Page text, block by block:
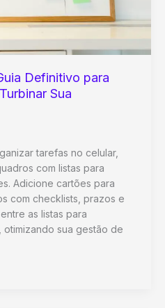
Definitivo para
Sua
tarefas no celular,
com listas para
Adicione cartões para
com checklists, prazos e
as listas para
sua gestão de